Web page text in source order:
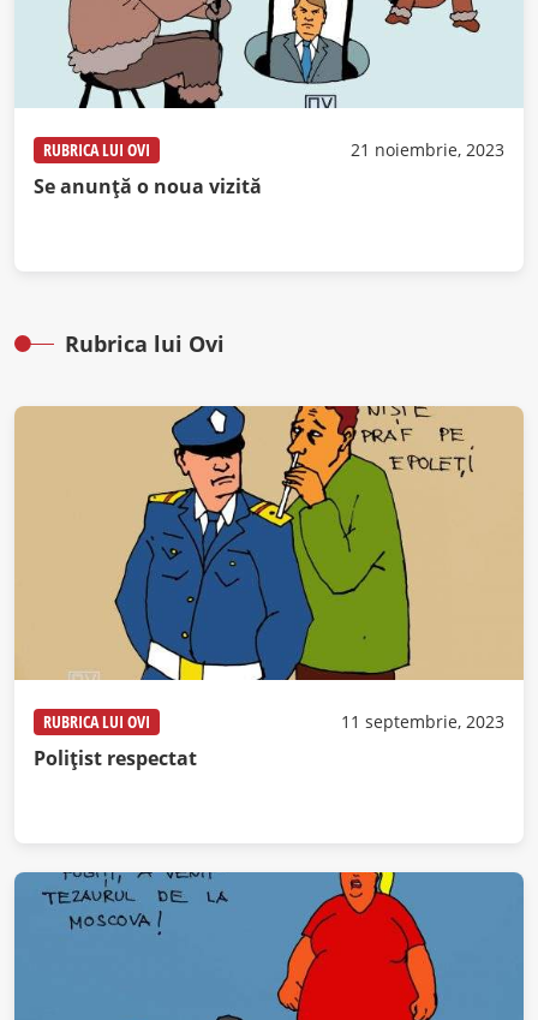
RUBRICA LUI OVI 21 noiembrie, 2023
Se anunță o noua vizită
Rubrica lui Ovi
RUBRICA LUI OVI 11 septembrie, 2023
Polițist respectat